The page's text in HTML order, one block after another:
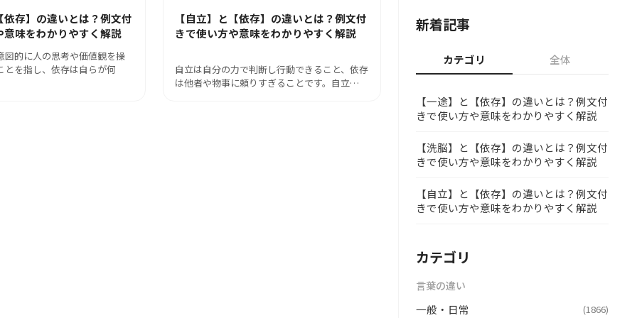
存】の違いとは？例文付
意味をわかりやすく解説
図的に人の思考や価値観を操
とを指し、依存は自らが何
【自立】と【依存】の違いとは？例文付
きで使い方や意味をわかりやすく解説
自立は自分の力で判断し行動できること、依存
は他者や物事に頼りすぎることです。自立…
新着記事
カテゴリ 全体
【一途】と【依存】の違いとは？例文付
きで使い方や意味をわかりやすく解説
【洗脳】と【依存】の違いとは？例文付
きで使い方や意味をわかりやすく解説
【自立】と【依存】の違いとは？例文付
きで使い方や意味をわかりやすく解説
カテゴリ
言葉の違い
一般・日常 (1866)